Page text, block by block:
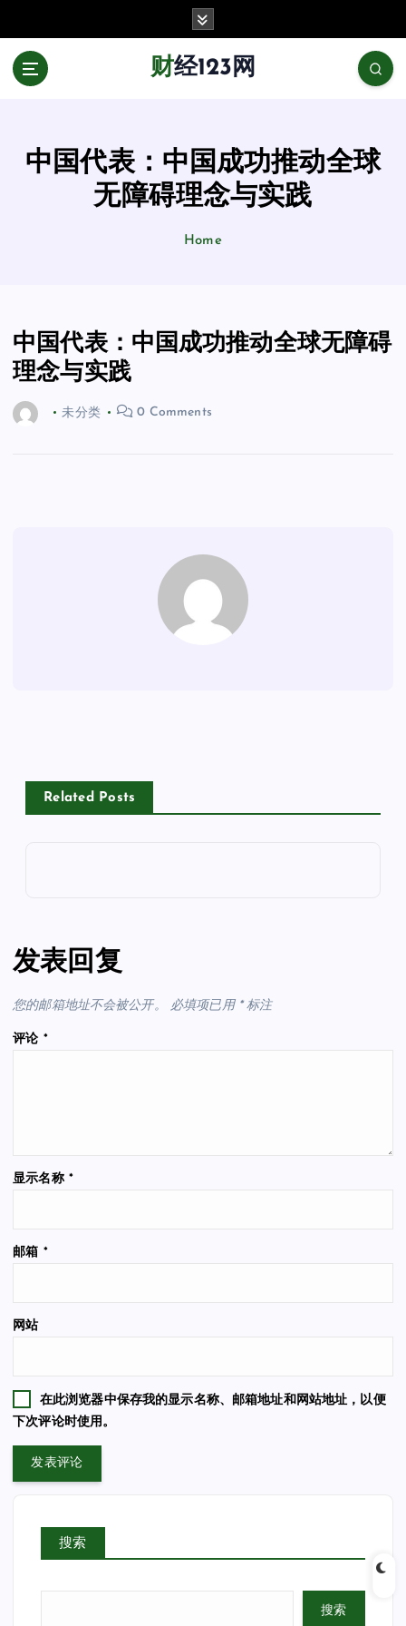
财经123网
中国代表：中国成功推动全球
无障碍理念与实践
Home
中国代表：中国成功推动全球无障碍
理念与实践
未分类 0 Comments
Related Posts
发表回复
您的邮箱地址不会被公开。 必填项已用 *标注
评论 *
显示名称 *
邮箱 *
网站
在此浏览器中保存我的显示名称、邮箱地址和网站地址，以便
下次评论时使用。
搜索
搜索